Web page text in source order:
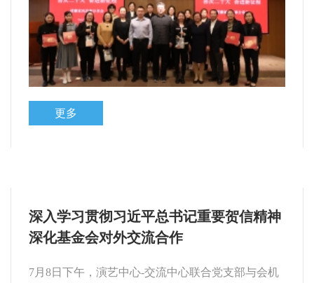
更多
深入学习贯彻习近平总书记重要贺信精神
深化基金会对外交流合作
7月8日下午，演艺中心-交流中心联合党支部与会机